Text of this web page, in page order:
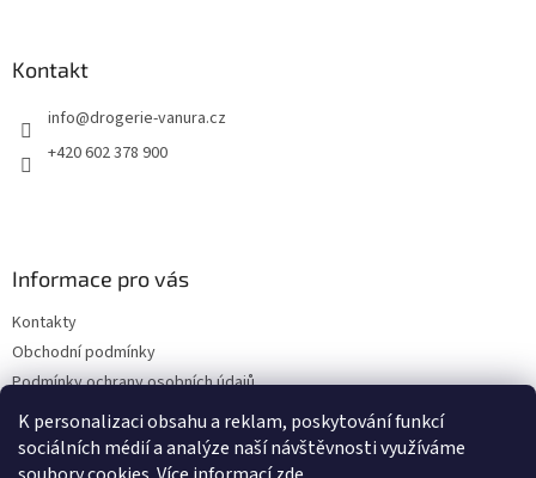
K personalizaci obsahu a reklam, poskytování funkcí
sociálních médií a analýze naší návštěvnosti využíváme
Kontakt
info@drogerie-vanura.cz
+420 602 378 900
Informace pro vás
Kontakty
Obchodní podmínky
Podmínky ochrany osobních údajů
Dodací a platební podmínky